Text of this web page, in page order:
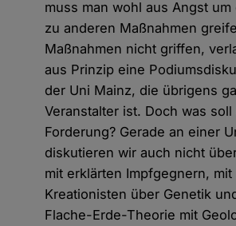
muss man wohl aus Angst um
zu anderen Maßnahmen
Maßnahmen nicht griffen,
aus Prinzip eine
der Uni Mainz, die übrigens
Veranstalter ist. Doch was soll
Forderung? Gerade an einer
diskutieren wir auch nicht
mit erklärten Impfgegnern, mit
Kreationisten über Genetik
Flache-Erde-Theorie mit